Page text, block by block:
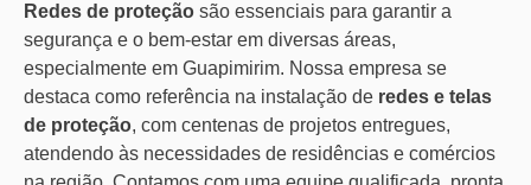
Redes de proteção são essenciais para garantir a
segurança e o bem-estar em diversas áreas,
especialmente em Guapimirim. Nossa empresa se
destaca como referência na instalação de redes e telas
de proteção, com centenas de projetos entregues,
atendendo às necessidades de residências e comércios